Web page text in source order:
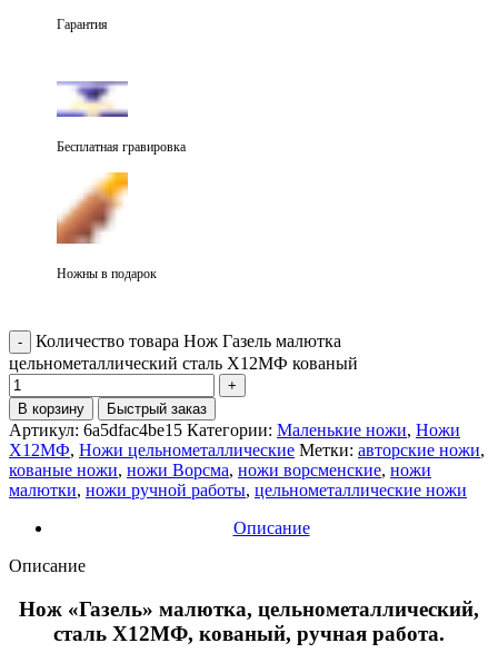
Гарантия
Бесплатная гравировка
Ножны в подарок
Количество товара Нож Газель малютка
цельнометаллический сталь Х12МФ кованый
В корзину Быстрый заказ
Артикул: 6a5dfac4be15 Категории: Маленькие ножи, Ножи
Х12МФ, Ножи цельнометаллические Метки: авторские ножи,
кованые ножи, ножи Ворсма, ножи ворсменские, ножи
малютки, ножи ручной работы, цельнометаллические ножи
Описание
Описание
Нож «Газель» малютка, цельнометаллический,
сталь Х12МФ, кованый, ручная работа.